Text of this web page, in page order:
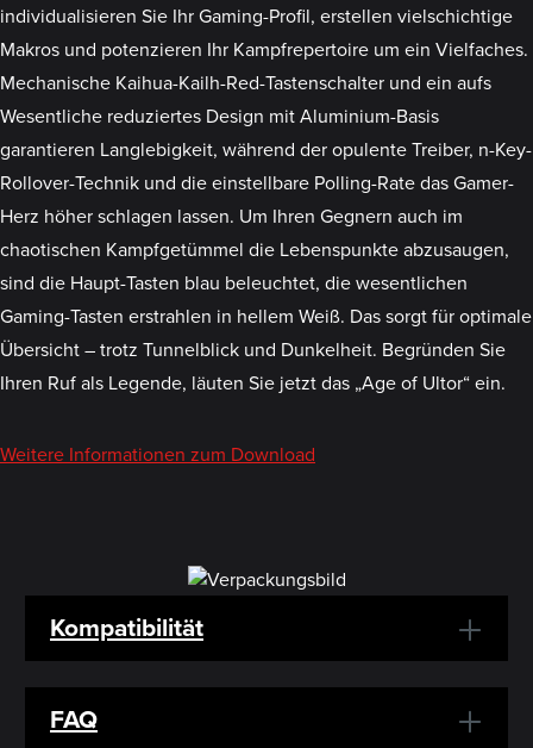
individualisieren Sie Ihr Gaming-Profil, erstellen vielschichtige
Makros und potenzieren Ihr Kampfrepertoire um ein Vielfaches.
Mechanische Kaihua-Kailh-Red-Tastenschalter und ein aufs
Wesentliche reduziertes Design mit Aluminium-Basis
garantieren Langlebigkeit, während der opulente Treiber, n-Key-
Rollover-Technik und die einstellbare Polling-Rate das Gamer-
Herz höher schlagen lassen. Um Ihren Gegnern auch im
chaotischen Kampfgetümmel die Lebenspunkte abzusaugen,
sind die Haupt-Tasten blau beleuchtet, die wesentlichen
Gaming-Tasten erstrahlen in hellem Weiß. Das sorgt für optimale
Übersicht – trotz Tunnelblick und Dunkelheit. Begründen Sie
Ihren Ruf als Legende, läuten Sie jetzt das „Age of Ultor“ ein.
Weitere Informationen zum Download
Kompatibilität
FAQ